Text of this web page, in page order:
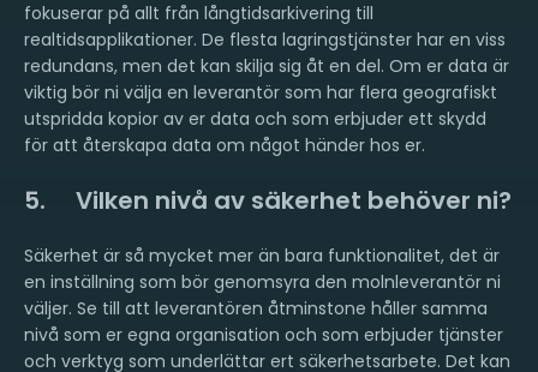
fokuserar på allt från långtidsarkivering till
realtidsapplikationer. De flesta lagringstjänster har en viss
redundans, men det kan skilja sig åt en del. Om er data är
viktig bör ni välja en leverantör som har flera geografiskt
utspridda kopior av er data och som erbjuder ett skydd
för att återskapa data om något händer hos er.
5. Vilken nivå av säkerhet behöver ni?
Säkerhet är så mycket mer än bara funktionalitet, det är
en inställning som bör genomsyra den molnleverantör ni
väljer. Se till att leverantören åtminstone håller samma
nivå som er egna organisation och som erbjuder tjänster
och verktyg som underlättar ert säkerhetsarbete. Det kan